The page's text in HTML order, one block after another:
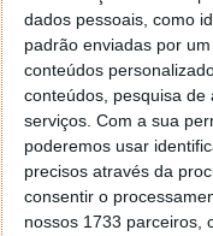
dados pessoais, como
padrão enviadas por
conteúdos
conteúdos, pesquisa de
serviços. Com a sua
poderemos usar
precisos através da
consentir o
nossos 1733 parceiros,
agradecido,
Responder
Vítor M.
@Reporter
Desculpa mas
o MSn
Responder